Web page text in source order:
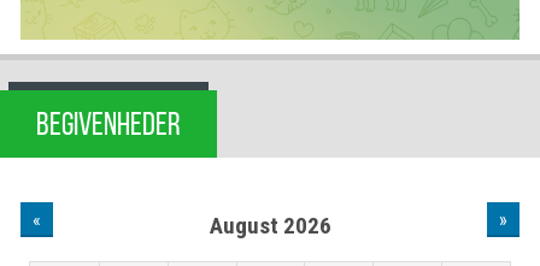
BEGIVENHEDER
« August 2026 »